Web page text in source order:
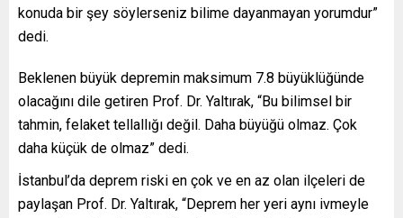
konuda bir şey söylerseniz bilime dayanmayan yorumdur”
dedi.
Beklenen büyük depremin maksimum 7.8 büyüklüğünde
olacağını dile getiren Prof. Dr. Yaltırak, “Bu bilimsel bir
tahmin, felaket tellallığı değil. Daha büyüğü olmaz. Çok
daha küçük de olmaz” dedi.
İstanbul’da deprem riski en çok ve en az olan ilçeleri de
paylaşan Prof. Dr. Yaltırak, “Deprem her yeri aynı ivmeyle